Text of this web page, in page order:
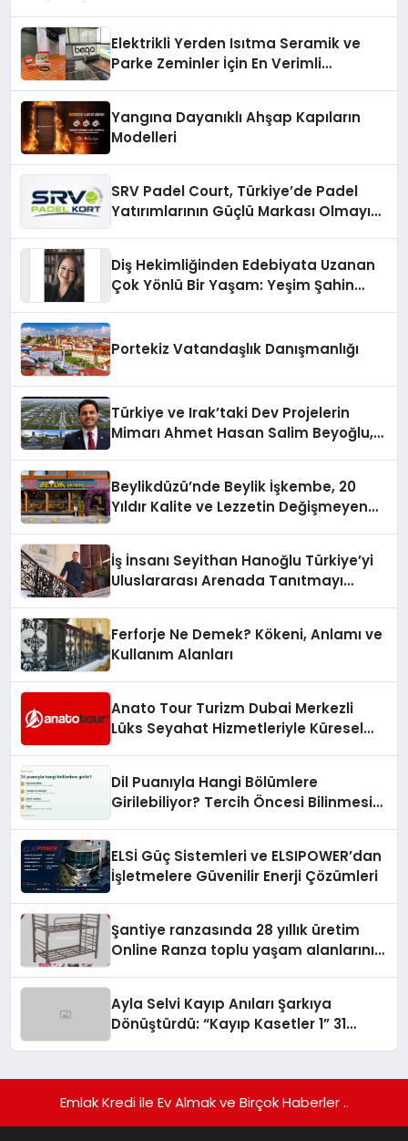
Elektrikli Yerden Isıtma Seramik ve
Parke Zeminler İçin En Verimli
Yangına Dayanıklı Ahşap Kapıların
Modelleri
SRV Padel Court, Türkiye’de Padel
Yatırımlarının Güçlü Markası Olmayı
Diş Hekimliğinden Edebiyata Uzanan
Çok Yönlü Bir Yaşam: Yeşim Şahin
Portekiz Vatandaşlık Danışmanlığı
Türkiye ve Irak’taki Dev Projelerin
Mimarı Ahmet Hasan Salim Beyoğlu,
Hayata Geçirecek
Beylikdüzü’nde Beylik İşkembe, 20
Yıldır Kalite ve Lezzetin Değişmeyen
İş İnsanı Seyithan Hanoğlu Türkiye’yi
Uluslararası Arenada Tanıtmayı
Ferforje Ne Demek? Kökeni, Anlamı ve
Kullanım Alanları
Anato Tour Turizm Dubai Merkezli
Lüks Seyahat Hizmetleriyle Küresel
Dil Puanıyla Hangi Bölümlere
Girilebiliyor? Tercih Öncesi Bilinmesi
ELSİ Güç Sistemleri ve ELSIPOWER’dan
İşletmelere Güvenilir Enerji Çözümleri
Şantiye ranzasında 28 yıllık üretim
Online Ranza toplu yaşam alanlarını
Ayla Selvi Kayıp Anıları Şarkıya
Dönüştürdü: “Kayıp Kasetler 1” 31
Emlak Kredi ile Ev Almak ve Birçok Haberler ..